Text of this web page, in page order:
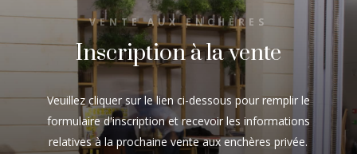
VENTE AUX ENCHÈRES
Inscription à la vente
Veuillez cliquer sur le lien ci-dessous pour remplir le
formulaire d'inscription et recevoir les informations
relatives à la prochaine vente aux enchères privée.